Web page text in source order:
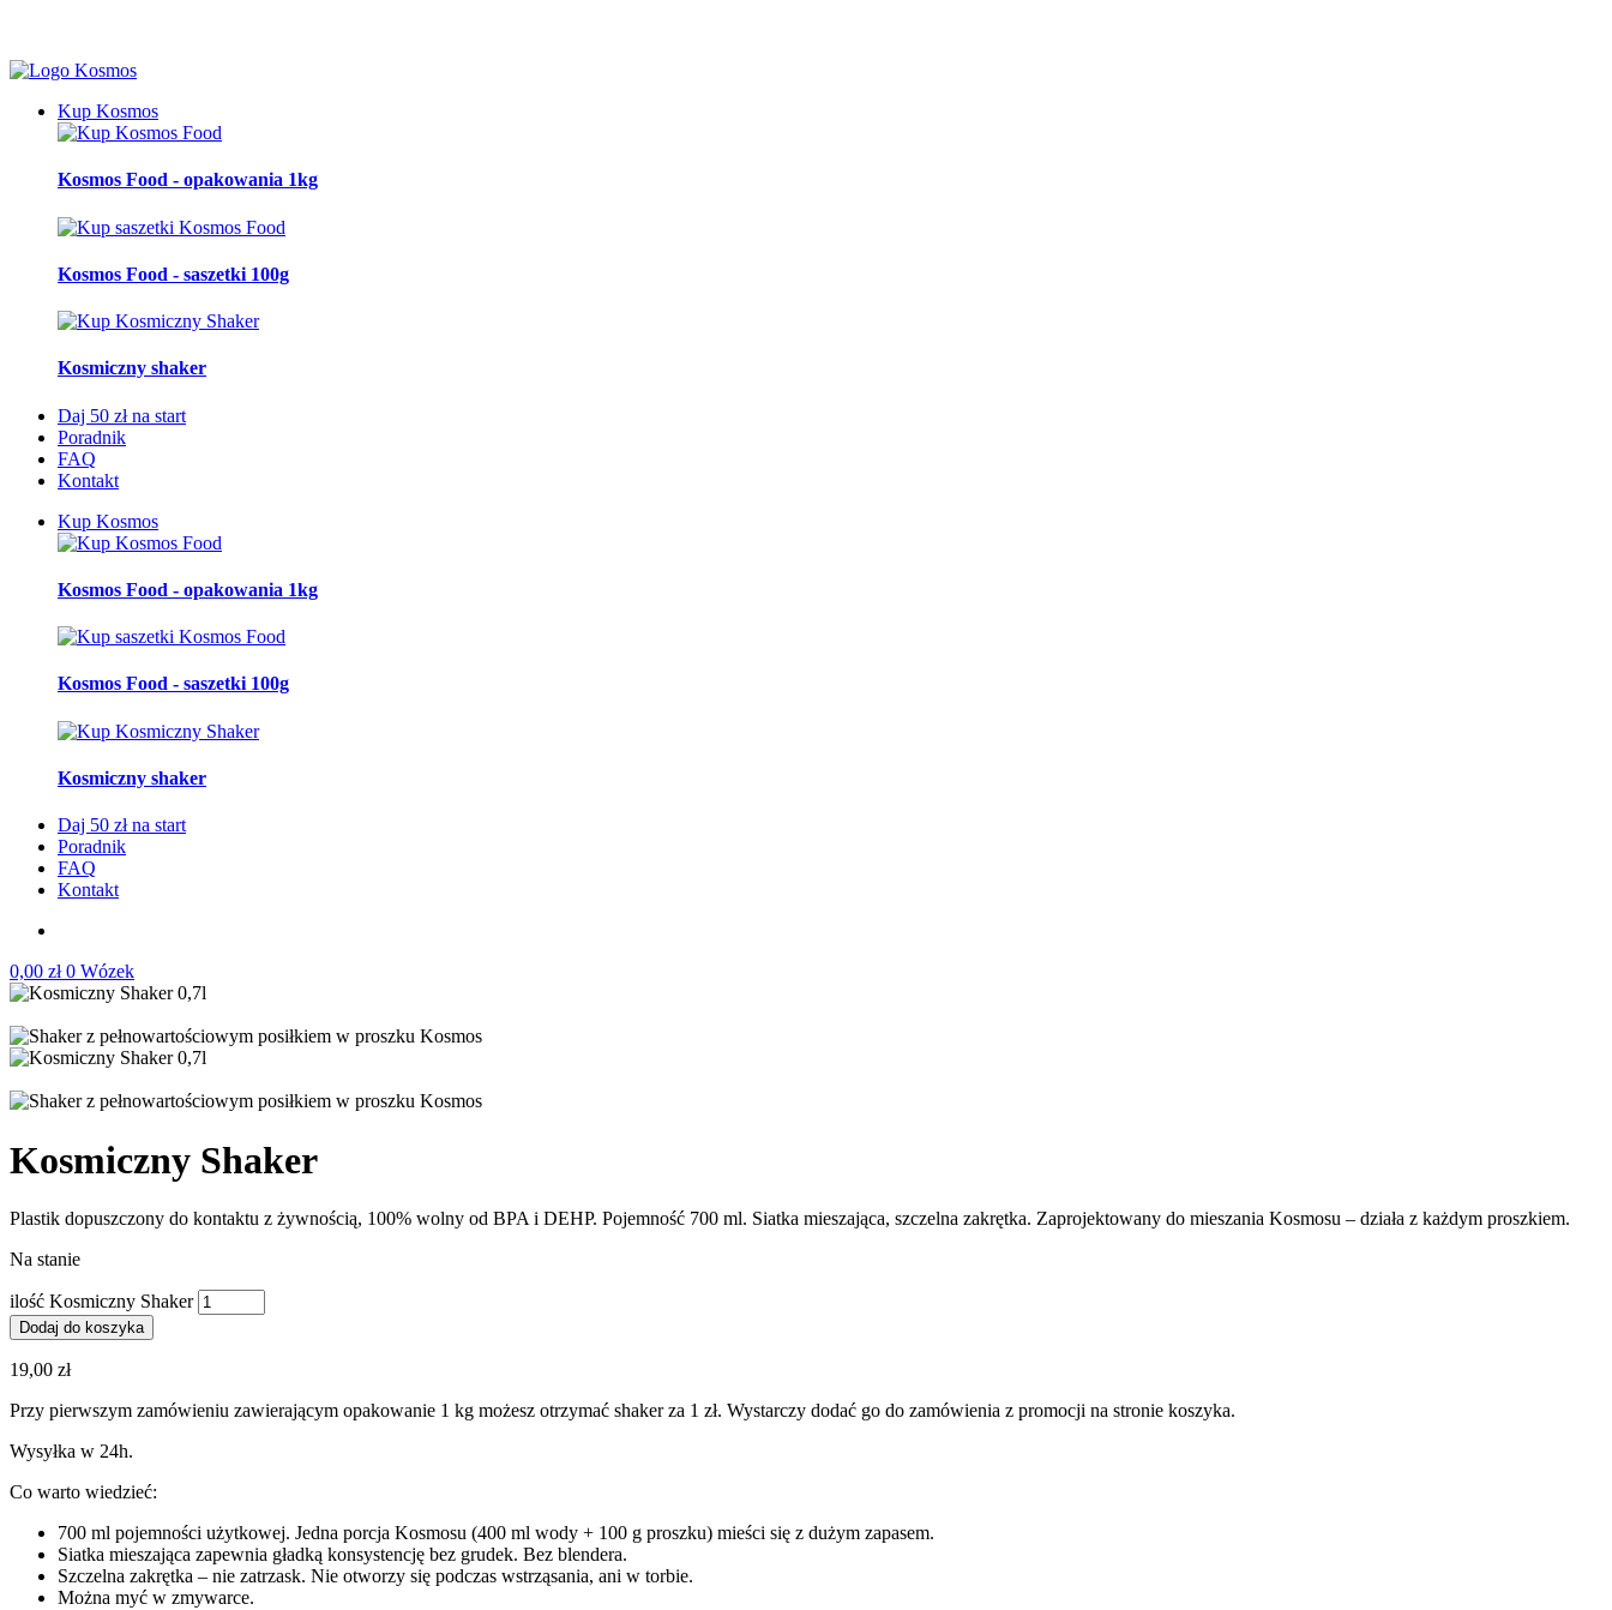
Kup Kosmos
Kosmos Food - opakowania 1kg
Kosmos Food - saszetki 100g
Kosmiczny shaker
Daj 50 zł na start
Poradnik
FAQ
Kontakt
Kup Kosmos
Kosmos Food - opakowania 1kg
Kosmos Food - saszetki 100g
Kosmiczny shaker
Daj 50 zł na start
Poradnik
FAQ
Kontakt
0,00 zł 0 Wózek
Kosmiczny Shaker
Plastik dopuszczony do kontaktu z żywnością, 100% wolny od BPA i DEHP. Pojemność 700 ml. Siatka mieszająca, szczelna zakrętka. Zaprojektowany do mieszania Kosmosu – działa z każdym proszkiem.
Na stanie
ilość Kosmiczny Shaker
Dodaj do koszyka
19,00 zł
Przy pierwszym zamówieniu zawierającym opakowanie 1 kg możesz otrzymać shaker za 1 zł. Wystarczy dodać go do zamówienia z promocji na stronie koszyka.
Wysyłka w 24h.
Co warto wiedzieć:
700 ml pojemności użytkowej. Jedna porcja Kosmosu (400 ml wody + 100 g proszku) mieści się z dużym zapasem.
Siatka mieszająca zapewnia gładką konsystencję bez grudek. Bez blendera.
Szczelna zakrętka – nie zatrzask. Nie otworzy się podczas wstrząsania, ani w torbie.
Można myć w zmywarce.